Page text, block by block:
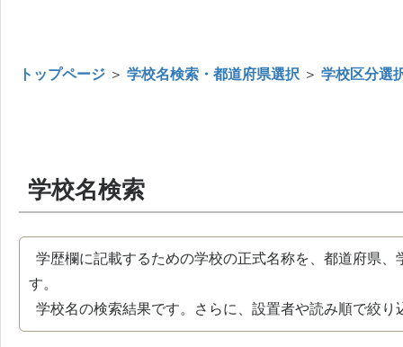
トップページ ＞ 学校名検索・都道府県選択 ＞ 学校区分選
学校名検索
学歴欄に記載するための学校の正式名称を、都道府県
す。
学校名の検索結果です。さらに、設置者や読み順で絞り